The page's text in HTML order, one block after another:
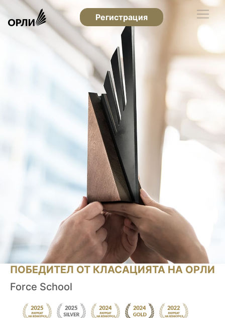
Регистрация
ПОБЕДИТЕЛ ОТ КЛАСАЦИЯТА НА ОРЛИ
Force School